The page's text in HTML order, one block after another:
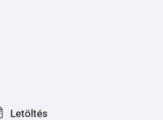
Letöltés